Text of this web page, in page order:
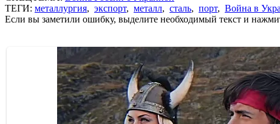
ТЕГИ: металлургия, экспорт, металл, сталь, порт, Война в
Если вы заметили ошибку, выделите необходимый текст и